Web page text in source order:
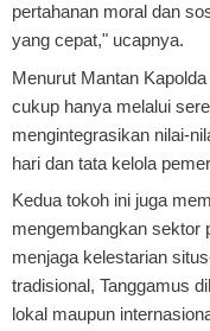
pertahanan moral dan
yang cepat," ucapnya.
Menurut Mantan
cukup hanya melalui
mengintegrasikan nilai-
hari dan tata kelola
Kedua tokoh ini juga
mengembangkan sektor
menjaga kelestarian
tradisional, Tanggamus
lokal maupun